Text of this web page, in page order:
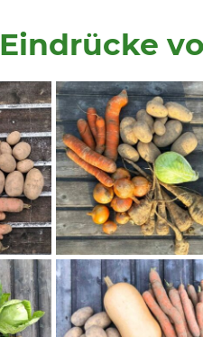
Eindrücke